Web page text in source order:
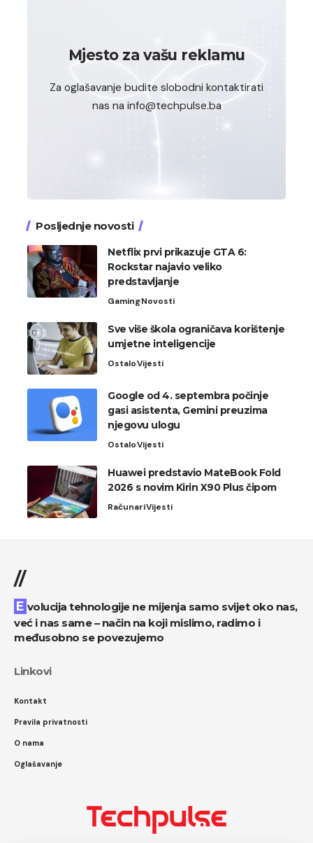
Mjesto za vašu reklamu
Za oglašavanje budite slobodni kontaktirati
nas na info@techpulse.ba
Posljednje novosti
Netflix prvi prikazuje GTA 6:
Rockstar najavio veliko
predstavljanje
GamingNovosti
Sve više škola ograničava korištenje
umjetne inteligencije
OstaloVijesti
Google od 4. septembra počinje
gasi asistenta, Gemini preuzima
njegovu ulogu
OstaloVijesti
Huawei predstavio MateBook Fold
2026 s novim Kirin X90 Plus čipom
RačunariVijesti
//
Evolucija tehnologije ne mijenja samo svijet oko nas,
već i nas same – način na koji mislimo, radimo i
međusobno se povezujemo
Linkovi
Kontakt
Pravila privatnosti
O nama
Oglašavanje